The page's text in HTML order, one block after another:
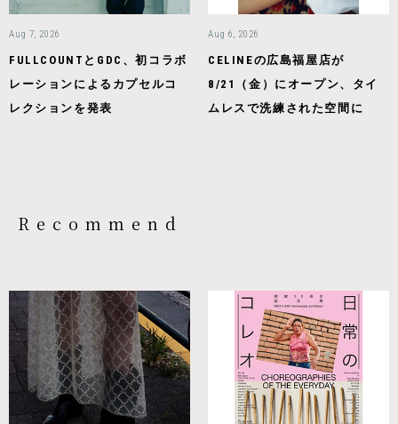
Aug 7, 2026
FULLCOUNTとGDC、初コラボ
レーションによるカプセルコ
レクションを発表
Aug 6, 2026
CELINEの広島福屋店が
8/21（金）にオープン、タイ
ムレスで洗練された空間に
Recommend